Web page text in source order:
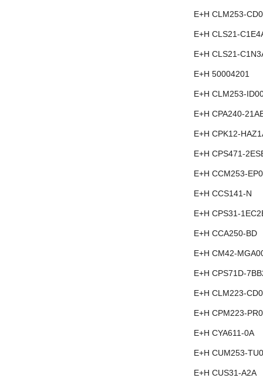
E+H CLM253-
E+H CLS21-
E+H CLS21-
E+H 50004201
E+H CLM253-
E+H CPA240-
E+H CPK12-
E+H CPS471-
E+H CCM253-
E+H CCS141-N
E+H CPS31-
E+H CCA250-BD
E+H CM42-
E+H CPS71D-
E+H CLM223-
E+H CPM223-
E+H CYA611-0A
E+H CUM253-
E+H CUS31-A2A